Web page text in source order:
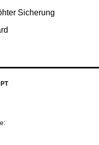
Sicherung